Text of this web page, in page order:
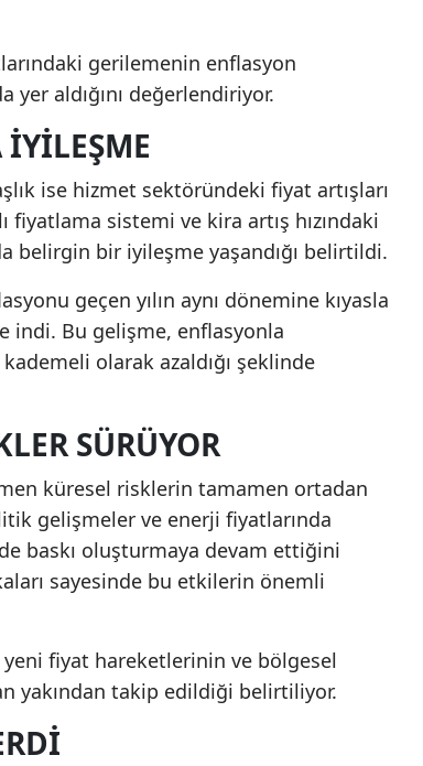
gerilemenin enflasyon
yer aldığını değerlendiriyor.
ise hizmet sektöründeki fiyat artışları
sistemi ve kira artış hızındaki
belirgin bir iyileşme yaşandığı belirtildi.
geçen yılın aynı dönemine kıyasla
indi. Bu gelişme, enflasyonla
olarak azaldığı şeklinde
SÜRÜYOR
küresel risklerin tamamen ortadan
gelişmeler ve enerji fiyatlarında
baskı oluşturmaya devam ettiğini
sayesinde bu etkilerin önemli
fiyat hareketlerinin ve bölgesel
yakından takip edildiği belirtiliyor.